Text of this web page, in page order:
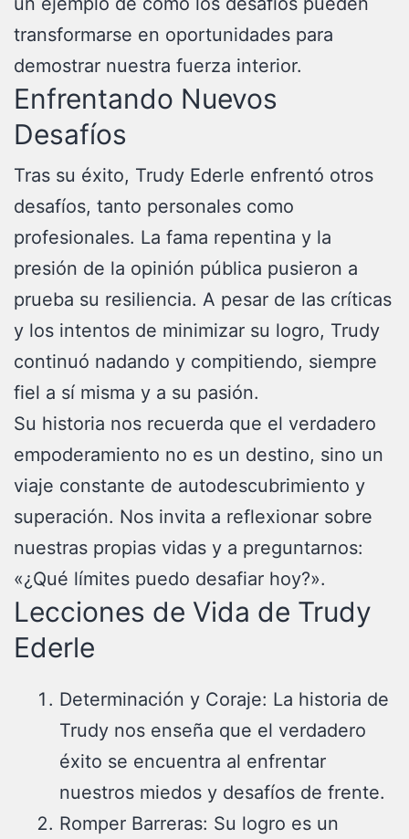
transformarse en oportunidades para
demostrar nuestra fuerza interior.
Enfrentando Nuevos
Desafíos
Tras su éxito, Trudy Ederle enfrentó otros
desafíos, tanto personales como
profesionales. La fama repentina y la
presión de la opinión pública pusieron a
prueba su resiliencia. A pesar de las críticas
y los intentos de minimizar su logro, Trudy
continuó nadando y compitiendo, siempre
fiel a sí misma y a su pasión.
Su historia nos recuerda que el verdadero
empoderamiento no es un destino, sino un
viaje constante de autodescubrimiento y
superación. Nos invita a reflexionar sobre
nuestras propias vidas y a preguntarnos:
«¿Qué límites puedo desafiar hoy?».
Lecciones de Vida de Trudy
Ederle
Determinación y Coraje: La historia de
Trudy nos enseña que el verdadero
éxito se encuentra al enfrentar
nuestros miedos y desafíos de frente.
Romper Barreras: Su logro es un